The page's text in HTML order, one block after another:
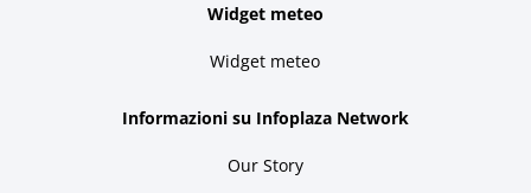
Widget meteo
Widget meteo
Informazioni su Infoplaza Network
Our Story